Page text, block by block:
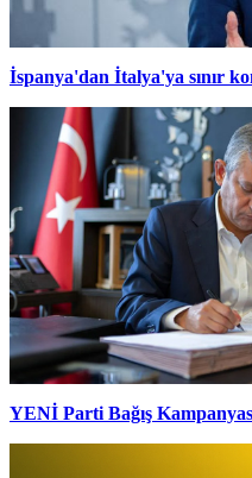
İspanya'dan İtalya'ya sınır
YENİ Parti Bağış